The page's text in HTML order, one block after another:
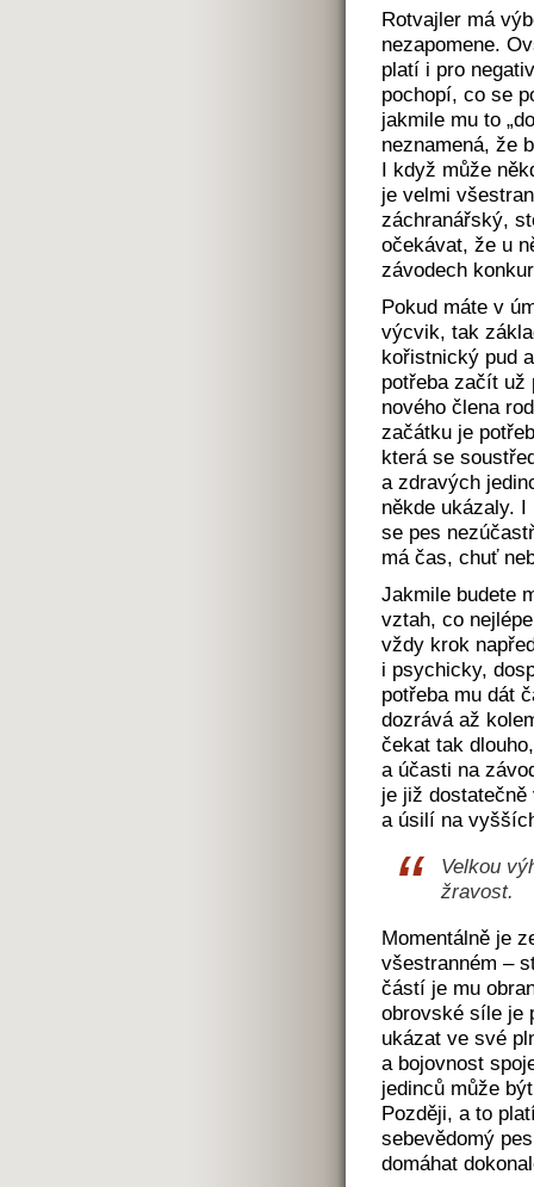
Rotvajler má
nezapomene.
platí i pro
pochopí, co se
jakmile mu to
neznamená, že
I když může
je velmi
záchranářský,
očekávat, že u
závodech
Pokud máte v
výcvik, tak
kořistnický pud
potřeba začít už
nového člena
začátku je
která se
a zdravých
někde ukázaly.
se pes
má čas, chuť
Jakmile budete
vztah, co
vždy krok
i psychicky,
potřeba mu dát
dozrává až
čekat tak
a účasti na
je již
a úsilí na
Velkou
žravost.
Momentálně je
všestranném –
částí je mu
obrovské síle je
ukázat ve své
a bojovnost
jedinců může
Později, a to
sebevědomý
domáhat